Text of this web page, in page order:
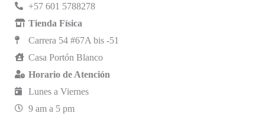
+57 601 5788278
Tienda Física
Carrera 54 #67A bis -51
Casa Portón Blanco
Horario de Atención
Lunes a Viernes
9 am a 5 pm